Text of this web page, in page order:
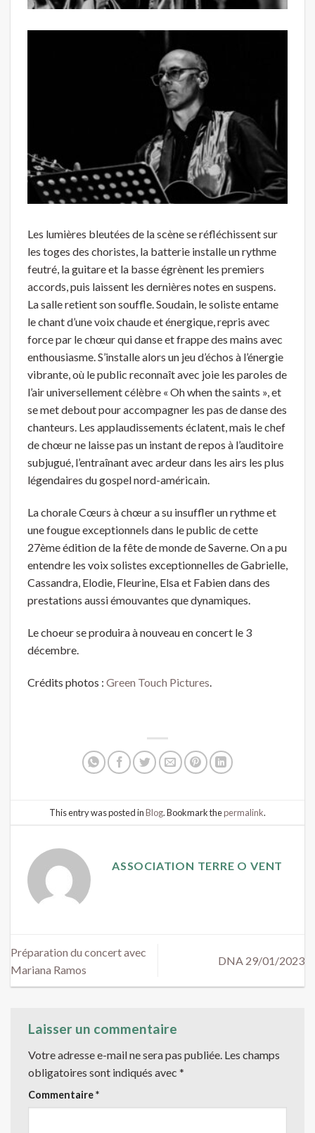
Les lumières bleutées de la scène se réfléchissent sur
les toges des choristes, la batterie installe un rythme
feutré, la guitare et la basse égrènent les premiers
accords, puis laissent les dernières notes en suspens.
La salle retient son souffle. Soudain, le soliste entame
le chant d’une voix chaude et énergique, repris avec
force par le chœur qui danse et frappe des mains avec
enthousiasme. S’installe alors un jeu d’échos à l’énergie
vibrante, où le public reconnaît avec joie les paroles de
l’air universellement célèbre « Oh when the saints », et
se met debout pour accompagner les pas de danse des
chanteurs. Les applaudissements éclatent, mais le chef
de chœur ne laisse pas un instant de repos à l’auditoire
subjugué, l’entraînant avec ardeur dans les airs les plus
légendaires du gospel nord-américain.
La chorale Cœurs à chœur a su insuffler un rythme et
une fougue exceptionnels dans le public de cette
27ème édition de la fête de monde de Saverne. On a pu
entendre les voix solistes exceptionnelles de Gabrielle,
Cassandra, Elodie, Fleurine, Elsa et Fabien dans des
prestations aussi émouvantes que dynamiques.
Le choeur se produira à nouveau en concert le 3
décembre.
Crédits photos : Green Touch Pictures
This entry was posted inBlog. Bookmark thepermalink.
ASSOCIATION TERRE O VENT
Préparation du concert avec
Mariana Ramos
DNA 29/01/2023
Laisser un commentaire
Votre adresse e-mail ne sera pas publiée. Les champs
obligatoires sont indiqués avec *
Commentaire*